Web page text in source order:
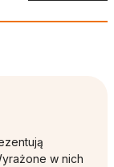
w nich